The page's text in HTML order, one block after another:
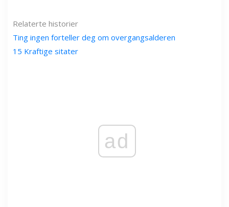
Relaterte historier
Ting ingen forteller deg om overgangsalderen
15 Kraftige sitater
ad